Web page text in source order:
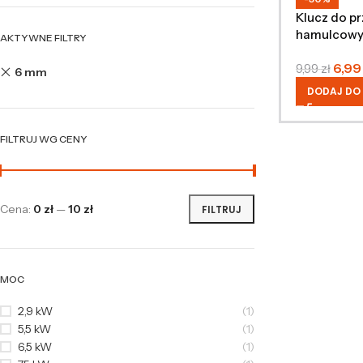
AKTYWNE FILTRY
6 mm
FILTRUJ WG CENY
FILTRUJ
Cena: 0 zł —10 zł
MOC
2,9 kW
(1)
5,5 kW
(1)
6,5 kW
(1)
Klucz do
9,99zł 6,99
DODAJ